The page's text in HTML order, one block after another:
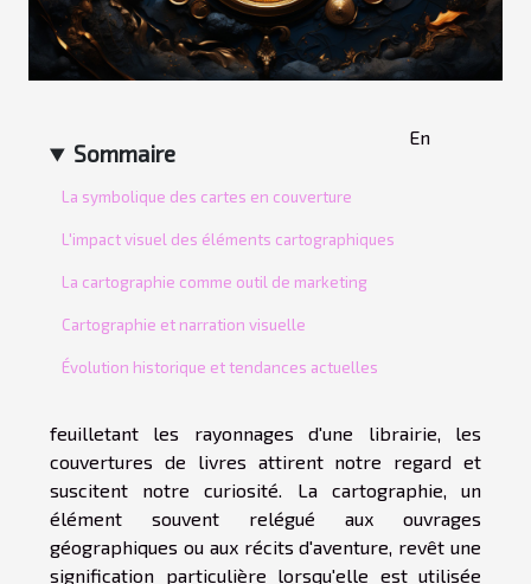
Sommaire
La symbolique des cartes en couverture
L'impact visuel des éléments cartographiques
La cartographie comme outil de marketing
Cartographie et narration visuelle
Évolution historique et tendances actuelles
En
feuilletant les rayonnages d'une librairie, les
couvertures de livres attirent notre regard et
suscitent notre curiosité. La cartographie, un
élément souvent relégué aux ouvrages
géographiques ou aux récits d'aventure, revêt une
signification particulière lorsqu'elle est utilisée